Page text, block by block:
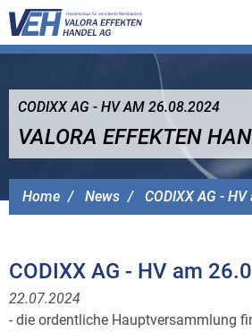
Home News CODIXX AG - HV
CODIXX AG - HV AM 26.08.2024
VALORA EFFEKTEN
CODIXX AG - HV am
22.07.2024
- die ordentliche Hauptversammlung